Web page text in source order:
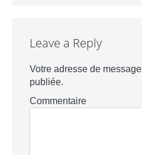
Leave a Reply
Votre adresse de
publiée.
Commentaire